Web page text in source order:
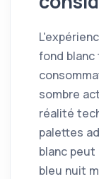
fond blanc
sombre
réalité
palettes
blanc
bleu nuit